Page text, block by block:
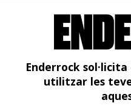
Enderrock
utilitzar les